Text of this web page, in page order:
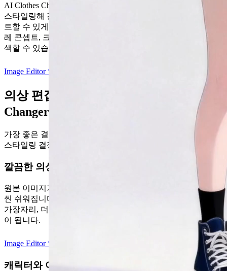
AI Clothes Changer는 기존 이미지 속 의상을 교체하거나 다시
스타일링해 전체 구도를 새로 만들지 않고도 새로운 룩을 테스
트할 수 있게 해줍니다. Elser AI로 패션 프리뷰, 아바타, 코스프
레 콘셉트, 크리에이티브 목업을 위한 안전한 의상 변경을 탐
색할 수 있습니다.
Image Editor 열기
의상 편집을 더 쉽게 만드는 AI Clothes
Changer 기능
가장 좋은 결과는 의상 편집을 단순한 이미지 트릭이 아니라
스타일링 결정으로 다룰 때 나오는 경우가 많습니다.
깔끔한 의상 변형을 위한 AI Clothes Changer
원본 이미지가 시각적으로 안정되어 있으면 의상 테스트가 훨
씬 쉬워집니다. Image Editor는 최종 의상 교체 전에 더 선명한
가장자리, 더 나은 의상 균형, 깔끔한 마무리를 만드는 데 도움
이 됩니다.
Image Editor 열기
캐릭터와 아바타 스타일링을 위한 Clothes Swap AI